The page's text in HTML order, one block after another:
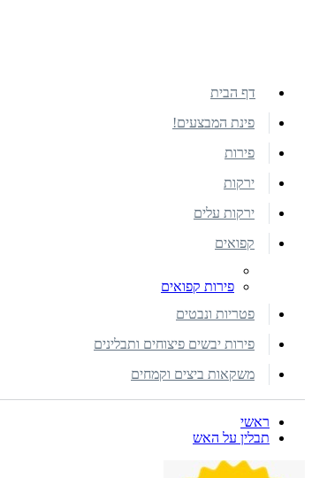
דף הבית
פינת המבצעים!
פירות
ירקות
ירקות עלים
קפואים
פירות קפואים
פטריות ונבטים
פירות יבשים פיצוחים ותבלינים
משקאות ביצים וקמחים
ראשי
תבלין על האש